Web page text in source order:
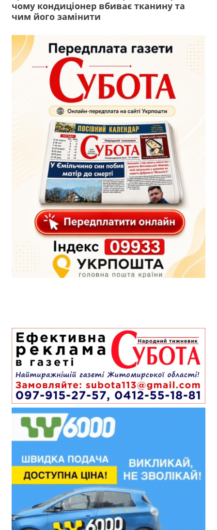
чому кондиціонер вбиває тканину та
чим його замінити